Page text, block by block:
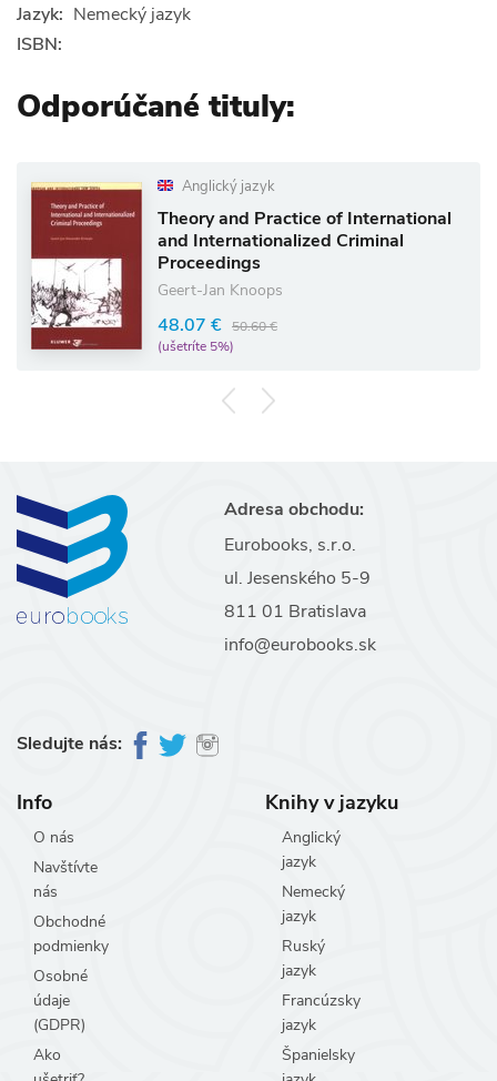
Jazyk: Nemecký jazyk
ISBN:
Odporúčané tituly:
Anglický jazyk
Theory and Practice of International
and Internationalized Criminal
Proceedings
Geert-Jan Knoops
48.07 € 50.60 €
(ušetríte 5%)
Adresa obchodu:
Eurobooks, s.r.o.
ul. Jesenského 5-9
811 01 Bratislava
info@eurobooks.sk
Sledujte nás:
Info
O nás
Navštívte
nás
Obchodné
podmienky
Osobné
údaje
(GDPR)
Ako
Knihy v jazyku
Anglický
jazyk
Nemecký
jazyk
Ruský
jazyk
Francúzsky
jazyk
Španielsky